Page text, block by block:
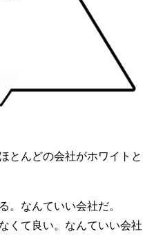
とんどの会社がホワイトと
。なんていい会社だ。
くて良い。なんていい会社